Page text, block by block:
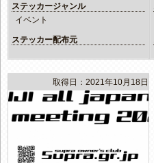
ステッカージャンル
イベント
ステッカー配布元
取得日：2021年10月18日